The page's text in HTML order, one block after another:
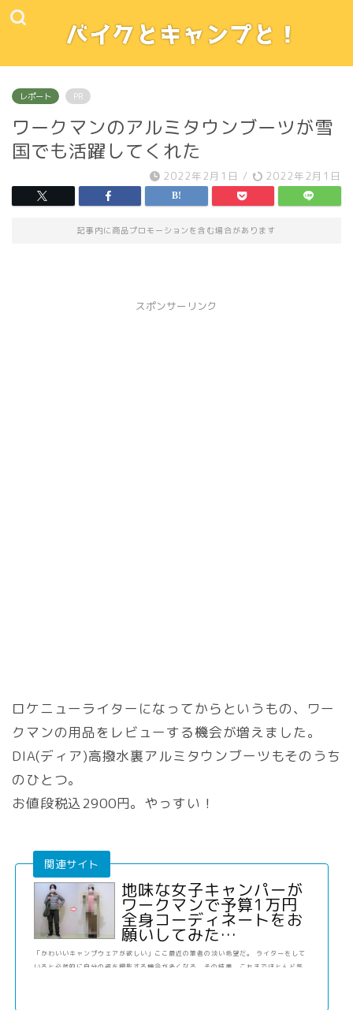
レポート PR
ワークマンのアルミタウンブーツが雪
国でも活躍してくれた
2022年2月1日 / 2022年2月1日
記事内に商品プロモーションを含む場合があります
スポンサーリンク
ロケニューライターになってからというもの、ワー
クマンの用品をレビューする機会が増えました。
DIA(ディア)高撥水裏アルミタウンブーツもそのうち
のひとつ。
お値段税込2900円。やっすい！
地味な女子キャンパーが
ワークマンで予算1万円
全身コーディネートをお
願いしてみた…
「かわいいキャンプウェアが欲しい」ここ最近の筆者の淡い希望だ。 ライターをして
いると必然的に自分の姿を撮影する機会が多くなる。その結果、これまでほとんど気